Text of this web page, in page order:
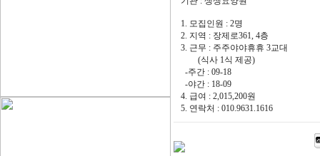
1. 모집인원 : 2명
2. 지역 : 장제로361, 4층
3. 근무 : 주주야야휴휴 3교대
(식사 1식 제공)
-주간 : 09-18
-야간 : 18-09
4. 급여 : 2,015,200원
5. 연락처 : 010.9631.1616